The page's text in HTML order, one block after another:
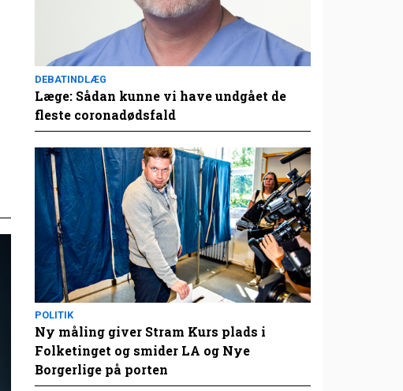
DEBATINDLÆG
Læge: Sådan kunne vi have undgået de
fleste coronadødsfald
POLITIK
Ny måling giver Stram Kurs plads i
Folketinget og smider LA og Nye
Borgerlige på porten